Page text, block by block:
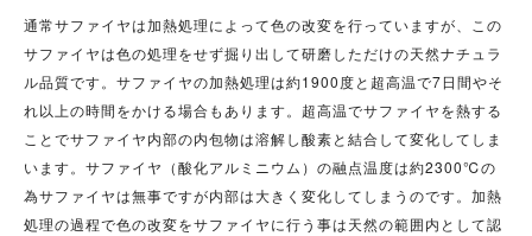
通常サファイヤは加熱処理によって色の改変を行っていますが、この
サファイヤは色の処理をせず掘り出して研磨しただけの天然ナチュラ
ル品質です。サファイヤの加熱処理は約1900度と超高温で7日間やそ
れ以上の時間をかける場合もあります。超高温でサファイヤを熱する
ことでサファイヤ内部の内包物は溶解し酸素と結合して変化してしま
います。サファイヤ（酸化アルミニウム）の融点温度は約2300℃の
為サファイヤは無事ですが内部は大きく変化してしまうのです。加熱
処理の過程で色の改変をサファイヤに行う事は天然の範囲内として認